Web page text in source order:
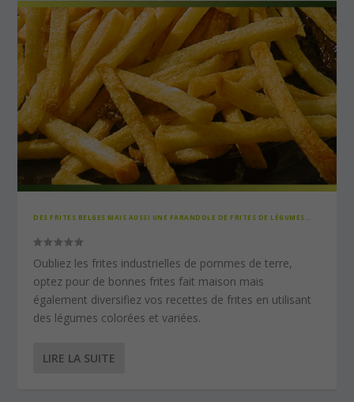
DES FRITES BELGES MAIS AUSSI UNE FARANDOLE DE FRITES DE LÉGUMES…
Oubliez les frites industrielles de pommes de terre,
optez pour de bonnes frites fait maison mais
également diversifiez vos recettes de frites en utilisant
des légumes colorées et variées.
LIRE LA SUITE